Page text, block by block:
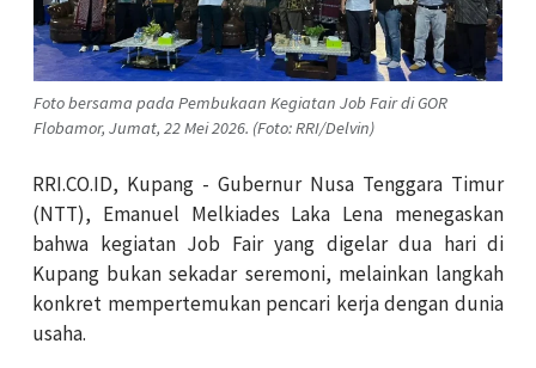
Foto bersama pada Pembukaan Kegiatan Job Fair di GOR
Flobamor, Jumat, 22 Mei 2026. (Foto: RRI/Delvin)
RRI.CO.ID, Kupang - Gubernur Nusa Tenggara Timur
(NTT), Emanuel Melkiades Laka Lena menegaskan
bahwa kegiatan Job Fair yang digelar dua hari di
Kupang bukan sekadar seremoni, melainkan langkah
konkret mempertemukan pencari kerja dengan dunia
usaha.